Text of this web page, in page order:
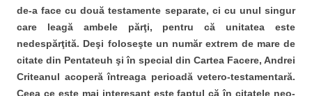
de-a face cu două testamente separate, ci cu unul singur
care leagă ambele părţi, pentru că unitatea este
nedespărţită. Deşi foloseşte un număr extrem de mare de
citate din Pentateuh şi în special din Cartea Facere, Andrei
Criteanul acoperă întreaga perioadă vetero-testamentară.
Ceea ce este mai interesant este faptul că în citatele neo-